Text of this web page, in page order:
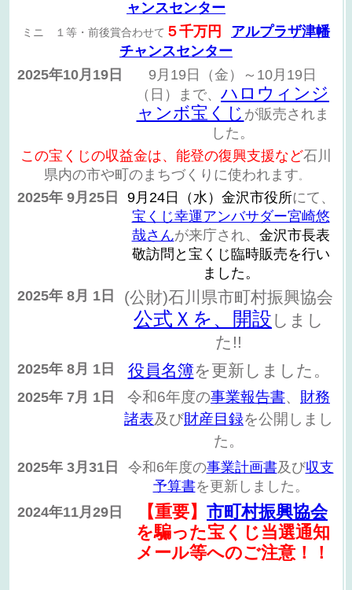
ャンスセンター
ミニ １等・前後賞合わせて ５千万円
アルプラザ津幡
チャンスセンター
2025年10月19日
9月19日（金）～10月19日
（日）まで、 ハロウィンジ
ャンボ宝くじ が販売されま
した。
この宝くじの収益金は、能登の復興支援など石川
県内の市や町のまちづくりに使われます。
2025年 9月25日 9月24日（水）金沢市役所にて 、
宝くじ幸運アンバサダー宮崎悠
哉さんが来庁され、 金沢市長表
敬訪問と宝くじ臨時販売を行い
ました。
2025年 8月 1日
(公財)石川県市町村振興協会
公式Ｘを、開設 しまし
た!!
2025年 8月 1日 役員名簿を更新しました。
2025年 7月 1日 令和6年度の事業報告書、 財務
諸表及び財産目録を公開しまし
た。
2025年 3月31日 令和6年度の事業計画書及び収支
予算書を更新しました。
2024年11月29日
【重要】 市町村振興協会
を騙った宝くじ当選通知
メール等へのご注意！！